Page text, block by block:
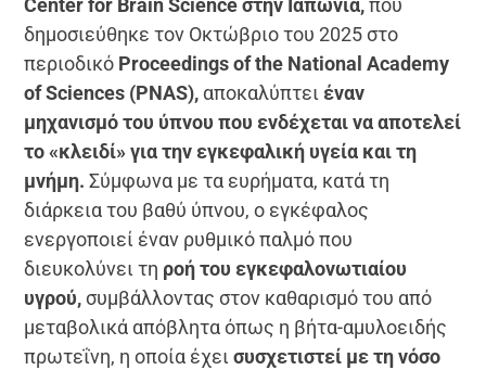
Center for Brain Science στην Ιαπωνία,που
δημοσιεύθηκε τον Οκτώβριο του 2025 στο
περιοδικό Proceedings of the National Academy
of Sciences (PNAS), αποκαλύπτει έναν
μηχανισμό του ύπνου που ενδέχεται να αποτελεί
το «κλειδί» για την εγκεφαλική υγεία και τη
μνήμη. Σύμφωνα με τα ευρήματα, κατά τη
διάρκεια του βαθύ ύπνου, ο εγκέφαλος
ενεργοποιεί έναν ρυθμικό παλμό που
διευκολύνει τη ροή του εγκεφαλονωτιαίου
υγρού, συμβάλλοντας στον καθαρισμό του από
μεταβολικά απόβλητα όπως η βήτα-αμυλοειδής
πρωτεΐνη, η οποία έχεισυσχετιστεί με τη νόσο